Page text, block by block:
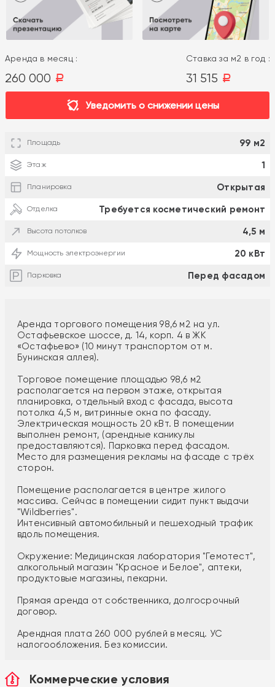
Аренда в месяц :
260 000 a
Ставка за м2 в год :
31 515 a
Уведомить о снижении цены
Площадь 99 м2
Этаж 1
Планировка Открытая
Отделка Требуется косметический ремонт
Высота потолков 4,5 м
Мощность электроэнергии 20 кВт
Парковка Перед фасадом
Аренда торгового помещения 98,6 м2 на ул.
Остафьевское шоссе, д. 14, корп. 4 в ЖК
«Остафьево» (10 минут транспортом от м.
Бунинская аллея).
Торговое помещение площадью 98,6 м2
располагается на первом этаже, открытая
планировка, отдельный вход с фасада, высота
потолка 4,5 м, витринные окна по фасаду.
Электрическая мощность 20 кВт. В помещении
выполнен ремонт, (арендные каникулы
предоставляются). Парковка перед фасадом.
Место для размещения рекламы на фасаде с трёх
сторон.
Помещение располагается в центре жилого
массива. Сейчас в помещении сидит пункт выдачи
"Wildberries".
Интенсивный автомобильный и пешеходный трафик
вдоль помещения.
Окружение: Медицинская лаборатория "Гемотест",
алкогольный магазин "Красное и Белое", аптеки,
продуктовые магазины, пекарни.
Прямая аренда от собственника, долгосрочный
договор.
Арендная плата 260 000 рублей в месяц. УС
налогообложения. Без комиссии.
Коммерческие условия